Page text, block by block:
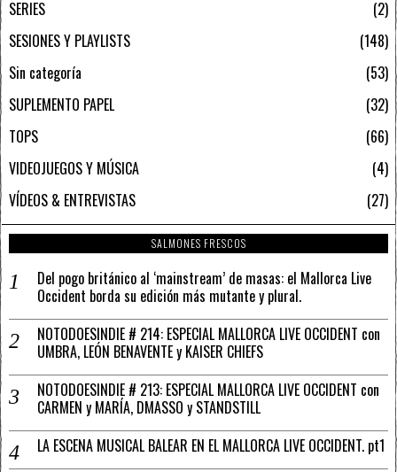
SERIES
2
SESIONES Y PLAYLISTS
148
Sin categoría
53
SUPLEMENTO PAPEL
32
TOPS
66
VIDEOJUEGOS Y MÚSICA
4
VÍDEOS & ENTREVISTAS
27
SALMONES FRESCOS
Del pogo británico al ‘mainstream’ de masas: el Mallorca Live
Occident borda su edición más mutante y plural.
NOTODOESINDIE # 214: ESPECIAL MALLORCA LIVE OCCIDENT con
UMBRA, LEÓN BENAVENTE y KAISER CHIEFS
NOTODOESINDIE # 213: ESPECIAL MALLORCA LIVE OCCIDENT con
CARMEN y MARÍA, DMASSO y STANDSTILL
LA ESCENA MUSICAL BALEAR EN EL MALLORCA LIVE OCCIDENT. pt1